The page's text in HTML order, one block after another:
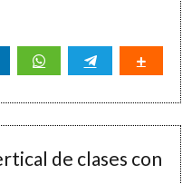
de clases con